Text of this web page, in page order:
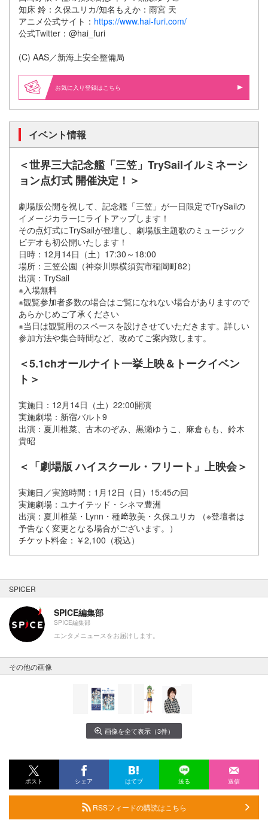
知床 鈴：久保ユリカ/知名もえか：雨宮 天
アニメ公式サイト： https://www.hai-furi.com/
公式Twitter：@hai_furi
(C) AAS／新海上安全整備局
お気に入り登録はこちら
イベント情報
＜世界三大記念艦「三笠」TrySailイルミネーシ
ョン点灯式 開催決定！＞
劇場版公開を祝して、記念艦「三笠」が一日限定でTrySailの
イメージカラーにライトアップします！
その点灯式にTrySailが登壇し、劇場版主題歌のミュージック
ビデオも初公開いたします！
日時：12月14日（土）17:30～18:00
場所：三笠公園（神奈川県横須賀市稲岡町82）
出演：TrySail
※入場無料
※観覧参加者多数の場合はご覧になれない場合がありますので
あらかじめご了承ください
※当日は観覧用のスペースを設けさせていただきます。詳しい
参加方法や集合時間など、改めてご案内致します。
＜5.1chオールナイト一挙上映＆トークイベン
ト＞
実施日：12月14日（土）22:00開演
実施劇場：新宿バルト9
出演：夏川椎菜、古木のぞみ、黒瀬ゆうこ、麻倉もも、鈴木
貴昭
＜「劇場版 ハイスクール・フリート」上映会＞
実施日／実施時間：1月12日（日）15:45の回
実施劇場：ユナイテッド・シネマ豊洲
出演：夏川椎菜・Lynn・種﨑敦美・久保ユリカ （※登壇者は
予告なく変更となる場合がございます。）
料金：￥2,100（税込）
SPICER
SPICE編集部
SPICE編集部
エンタメニュースをお届けします。
その他の画像
画像を全て表示（3件）
ポスト シェア はてブ 送る 送信
RSSフィードの購読はこちら